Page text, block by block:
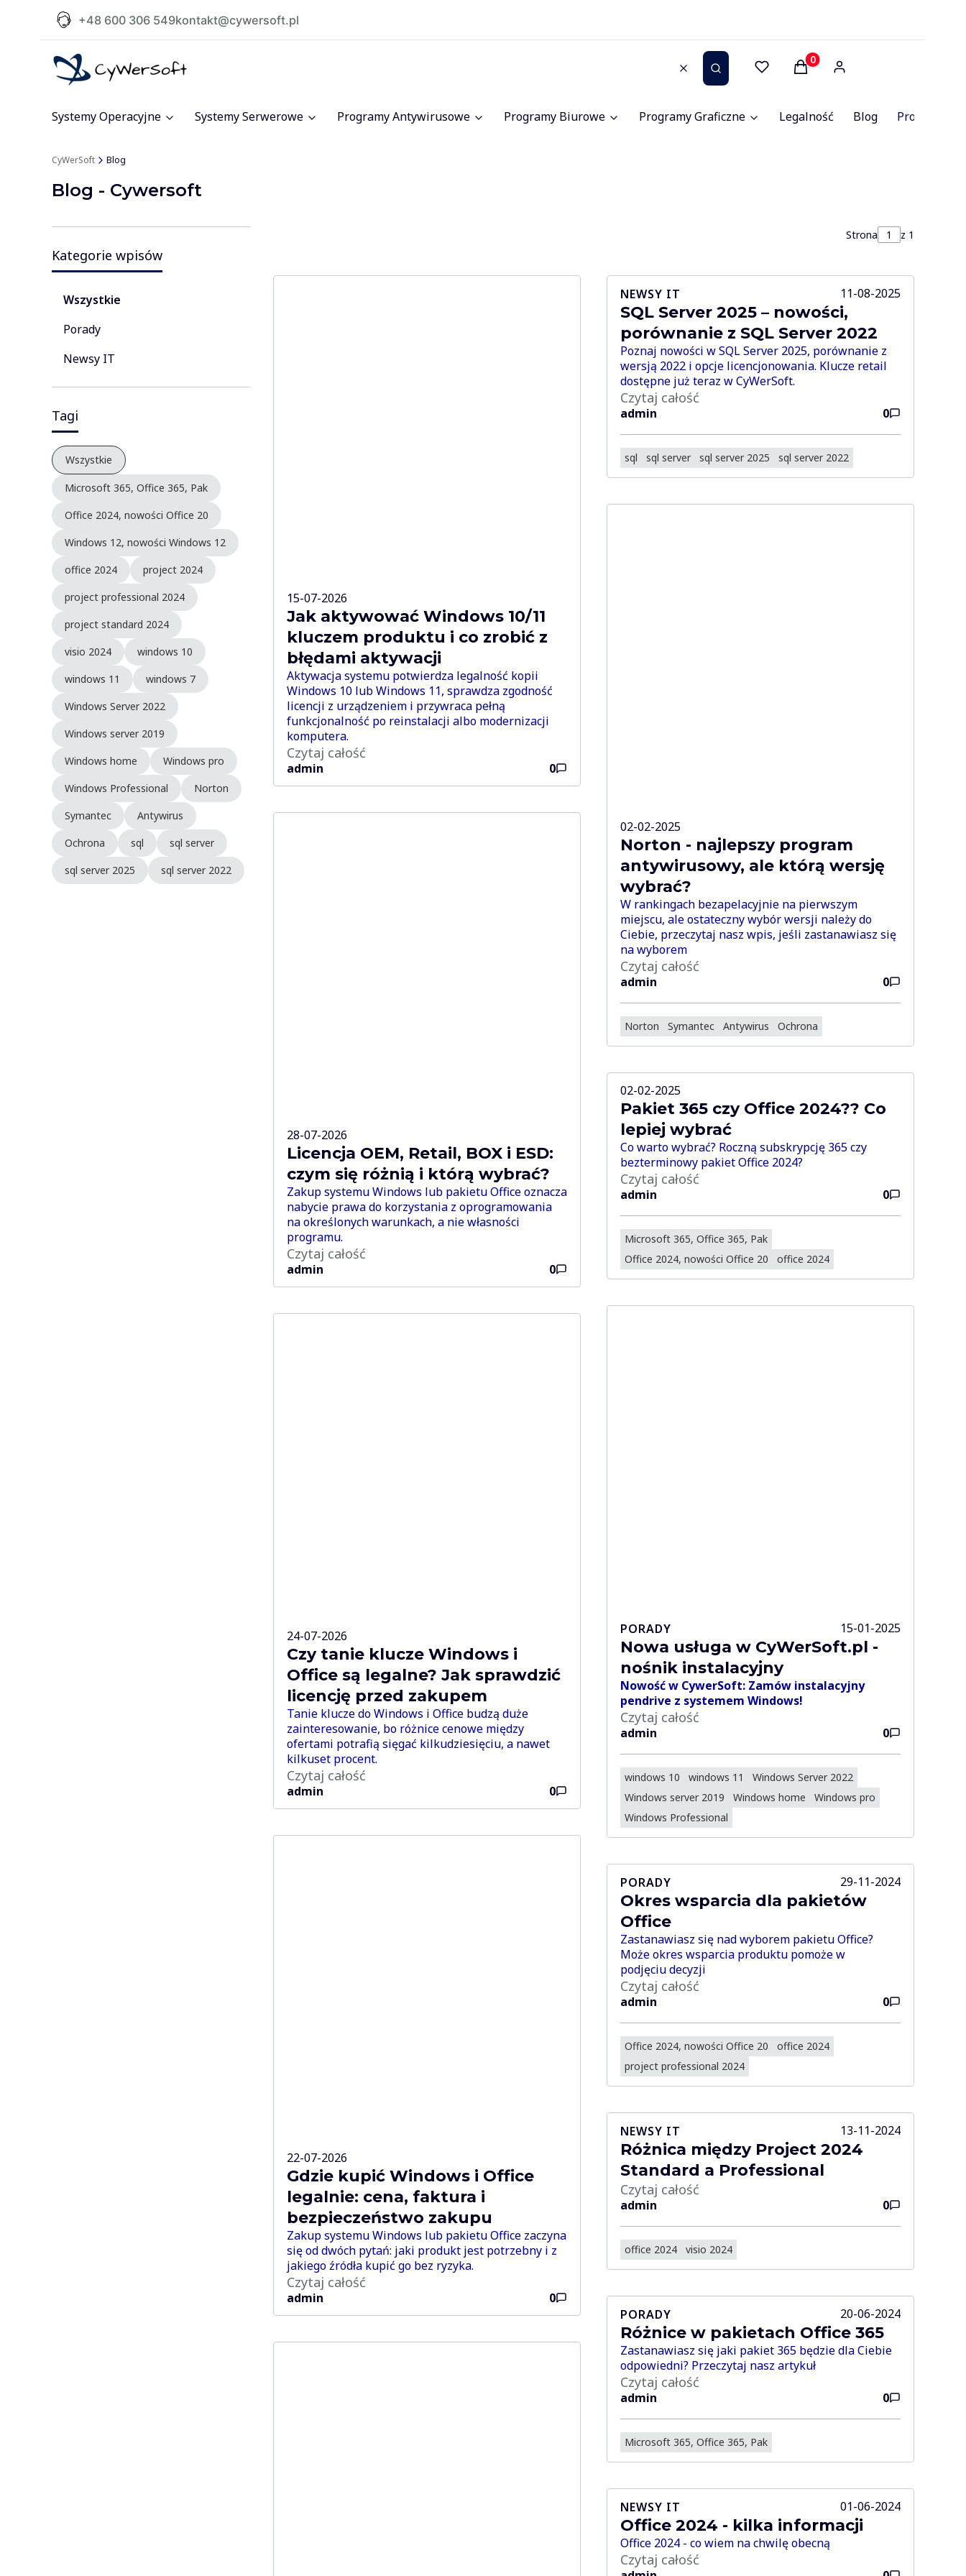
+48 600 306 549kontakt@cywersoft.pl
WyczyśćSzukaj Produkty w koszyku: 0.
Systemy Operacyjne Systemy Serwerowe Programy Antywirusowe Programy Biurowe Programy Graficzne Legalność Blog Promocje
CyWerSoft Blog
Blog - Cywersoft
Kategorie wpisów
Wszystkie
Porady
Newsy IT
Tagi
Wszystkie
Microsoft 365, Office 365, Pak
Office 2024, nowości Office 20
Windows 12, nowości Windows 12
office 2024
project 2024
project professional 2024
project standard 2024
visio 2024
windows 10
windows 11
windows 7
Windows Server 2022
Windows server 2019
Windows home
Windows pro
Windows Professional
Norton
Symantec
Antywirus
Ochrona
sql
sql server
sql server 2025
sql server 2022
Strona z 1
15-07-2026
Jak aktywować Windows 10/11
kluczem produktu i co zrobić z
błędami aktywacji
Aktywacja systemu potwierdza legalność kopii
Windows 10 lub Windows 11, sprawdza zgodność
licencji z urządzeniem i przywraca pełną
funkcjonalność po reinstalacji albo modernizacji
komputera.
Czytaj całość
admin 0
28-07-2026
Licencja OEM, Retail, BOX i ESD:
czym się różnią i którą wybrać?
Zakup systemu Windows lub pakietu Office oznacza
nabycie prawa do korzystania z oprogramowania
na określonych warunkach, a nie własności
programu.
Czytaj całość
admin 0
24-07-2026
Czy tanie klucze Windows i
Office są legalne? Jak sprawdzić
licencję przed zakupem
Tanie klucze do Windows i Office budzą duże
zainteresowanie, bo różnice cenowe między
ofertami potrafią sięgać kilkudziesięciu, a nawet
kilkuset procent.
Czytaj całość
admin 0
22-07-2026
Gdzie kupić Windows i Office
legalnie: cena, faktura i
bezpieczeństwo zakupu
Zakup systemu Windows lub pakietu Office zaczyna
się od dwóch pytań: jaki produkt jest potrzebny i z
jakiego źródła kupić go bez ryzyka.
Czytaj całość
admin 0
NEWSY IT 11-08-2025
SQL Server 2025 – nowości,
porównanie z SQL Server 2022
Poznaj nowości w SQL Server 2025, porównanie z
wersją 2022 i opcje licencjonowania. Klucze retail
dostępne już teraz w CyWerSoft.
Czytaj całość
admin 0
sql sql server sql server 2025 sql server 2022
02-02-2025
Norton - najlepszy program
antywirusowy, ale którą wersję
wybrać?
W rankingach bezapelacyjnie na pierwszym
miejscu, ale ostateczny wybór wersji należy do
Ciebie, przeczytaj nasz wpis, jeśli zastanawiasz się
na wyborem
Czytaj całość
admin 0
Norton Symantec Antywirus Ochrona
02-02-2025
Pakiet 365 czy Office 2024?? Co
lepiej wybrać
Co warto wybrać? Roczną subskrypcję 365 czy
bezterminowy pakiet Office 2024?
Czytaj całość
admin 0
Microsoft 365, Office 365, Pak
Office 2024, nowości Office 20
office 2024
PORADY 15-01-2025
Nowa usługa w CyWerSoft.pl -
nośnik instalacyjny
Nowość w CywerSoft: Zamów instalacyjny
pendrive z systemem Windows!
Czytaj całość
admin 0
windows 10 windows 11
Windows Server 2022
Windows server 2019
Windows home
Windows pro
Windows Professional
PORADY 29-11-2024
Okres wsparcia dla pakietów
Office
Zastanawiasz się nad wyborem pakietu Office?
Może okres wsparcia produktu pomoże w
podjęciu decyzji
Czytaj całość
admin 0
Office 2024, nowości Office 20
office 2024
project professional 2024
NEWSY IT 13-11-2024
Różnica między Project 2024
Standard a Professional
Czytaj całość
admin 0
office 2024 visio 2024
PORADY 20-06-2024
Różnice w pakietach Office 365
Zastanawiasz się jaki pakiet 365 będzie dla Ciebie
odpowiedni? Przeczytaj nasz artykuł
Czytaj całość
admin 0
Microsoft 365, Office 365, Pak
NEWSY IT 01-06-2024
Office 2024 - kilka informacji
Office 2024 - co wiem na chwilę obecną
Czytaj całość